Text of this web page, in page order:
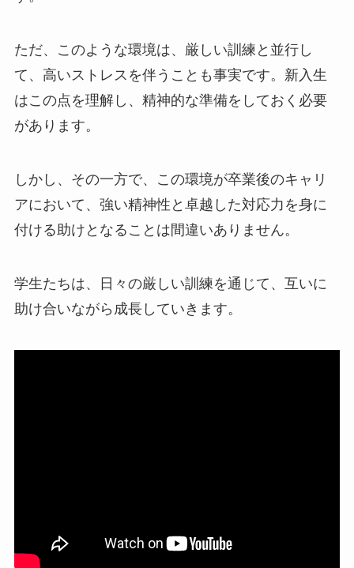
ただ、このような環境は、厳しい訓練と並行し
て、高いストレスを伴うことも事実です。新入生
はこの点を理解し、精神的な準備をしておく必要
があります。
しかし、その一方で、この環境が卒業後のキャリ
アにおいて、強い精神性と卓越した対応力を身に
付ける助けとなることは間違いありません。
学生たちは、日々の厳しい訓練を通じて、互いに
助け合いながら成長していきます。